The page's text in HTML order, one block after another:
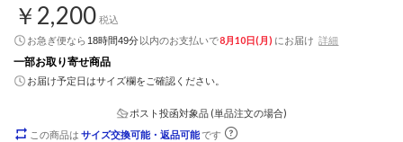
￥2,200 税込
お急ぎ便なら 18時間49分以内のお支払いで8月10日(月) にお届け 詳細
一部お取り寄せ商品
お届け予定日はサイズ欄をご確認ください。
ポスト投函対象品 (単品注文の場合)
この商品は サイズ交換可能・返品可能です